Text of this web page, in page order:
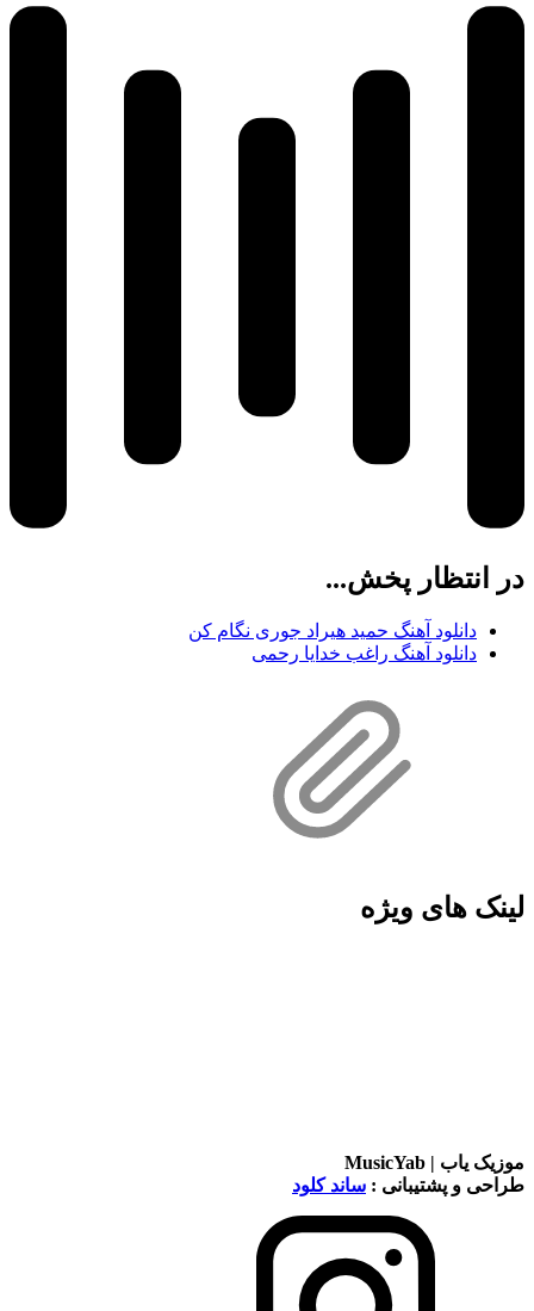
در انتظار پخش...
دانلود آهنگ حمید هیراد جوری نگام کن
دانلود آهنگ راغب خدایا رحمی
لینک های ویژه
موزیک یاب | MusicYab
طراحی و پشتیبانی : ساند کلود